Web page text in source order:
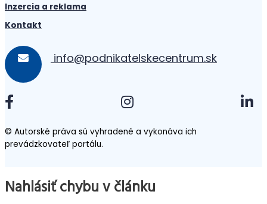
Inzercia a reklama
Kontakt
info@podnikatelskecentrum.sk
© Autorské práva sú vyhradené a vykonáva ich
prevádzkovateľ portálu.
Nahlásiť chybu v článku